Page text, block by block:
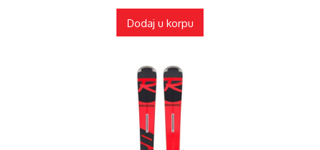
Dodaj u korpu